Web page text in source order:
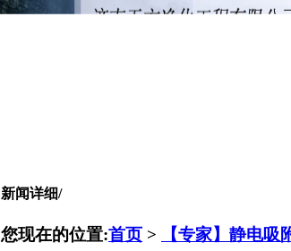
新闻详细/
您现在的位置:首页 > 【专家】静电